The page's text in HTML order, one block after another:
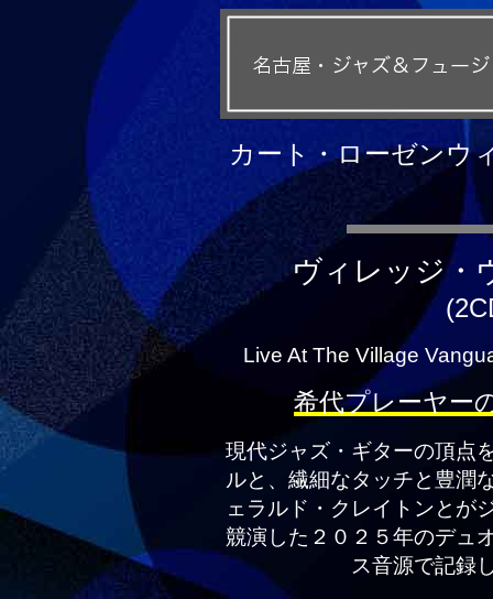
カート・ローゼンウ
ヴィレッジ・
Live At The Village
希代プレーヤー
現代ジャズ・ギターの頂点
ルと、繊細なタッチと豊潤
ェラルド・クレイトンとが
競演した２０２５年のデュ
ス音源で記録